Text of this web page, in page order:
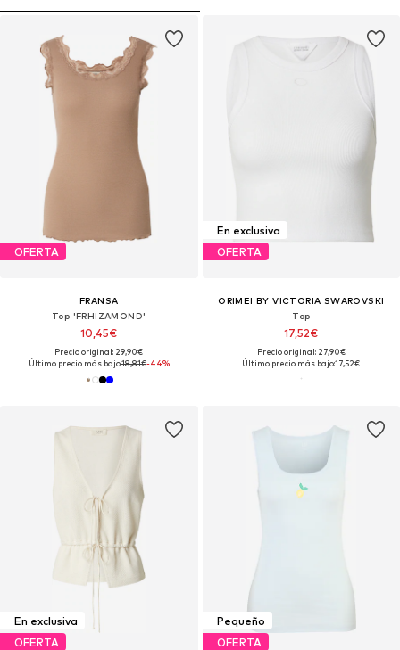
OFERTA
FRANSA
Top 'FRHIZAMOND'
10,45€
Precio original: 29,90€
Último precio más bajo:18,81€-44%
En exclusiva
OFERTA
ORIMEI BY VICTORIA SWAROVSKI
Top
17,52€
Precio original: 27,90€
Último precio más bajo:17,52€
En exclusiva
OFERTA
Pequeño
OFERTA